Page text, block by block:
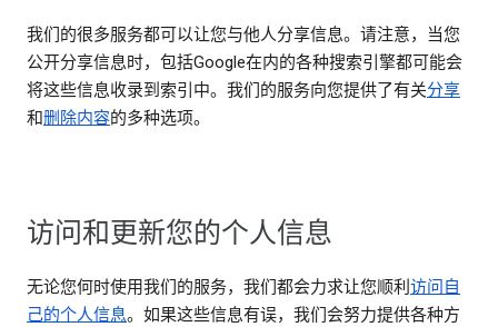
我们的很多服务都可以让您与他人分享信息。请注意，当您
公开分享信息时，包括Google在内的各种搜索引擎都可能会
将这些信息收录到索引中。我们的服务向您提供了有关分享
和删除内容的多种选项。
访问和更新您的个人信息
无论您何时使用我们的服务，我们都会力求让您顺利 访问自
己的个人信息。如果这些信息有误，我们会努力提供各种方